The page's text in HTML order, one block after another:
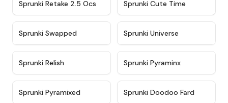
★ 4.6
Sprunki Retake 2.5 Ocs Sprunki Cute Time
Sprunki Swapped Sprunki Universe
Sprunki Relish Sprunki Pyraminx
Sprunki Pyramixed ★
Sprunki Doodoo Fard